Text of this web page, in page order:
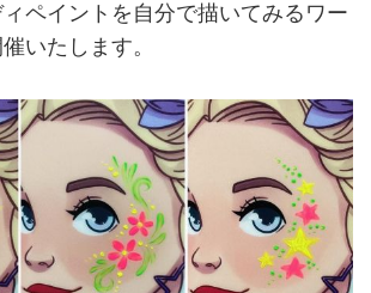
ペイントを自分で描いてみるワー
いたします。